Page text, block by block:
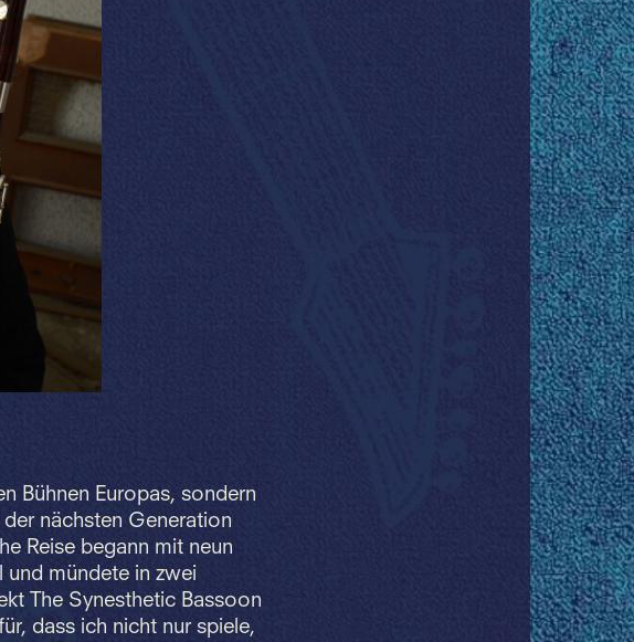
Bühnen Europas, sondern
nächsten Generation
Reise begann mit neun
und mündete in zwei
The Synesthetic Bassoon
dass ich nicht nur spiele,